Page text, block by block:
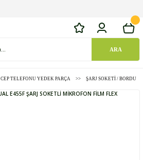
ARA
CEP TELEFONU YEDEK PARÇA ŞARJ SOKETİ / BORDU